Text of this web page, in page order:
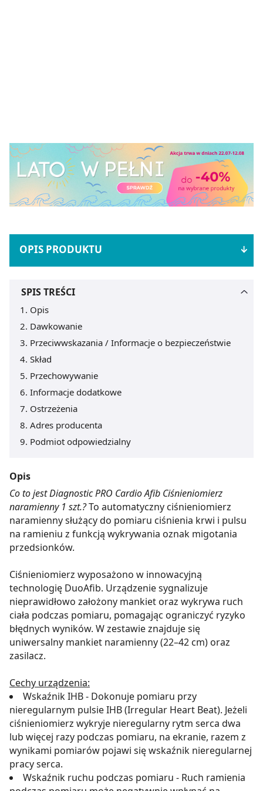
OPIS PRODUKTU
SPIS TREŚCI
Opis
Dawkowanie
Przeciwwskazania / Informacje o bezpieczeństwie
Skład
Przechowywanie
Informacje dodatkowe
Ostrzeżenia
Adres producenta
Podmiot odpowiedzialny
Opis
Co to jest Diagnostic PRO Cardio Afib Ciśnieniomierz
naramienny 1 szt.?To automatyczny ciśnieniomierz
naramienny służący do pomiaru ciśnienia krwi i pulsu
na ramieniu z funkcją wykrywania oznak migotania
przedsionków.
Ciśnieniomierz wyposażono w innowacyjną
technologię DuoAfib. Urządzenie sygnalizuje
nieprawidłowo założony mankiet oraz wykrywa ruch
ciała podczas pomiaru, pomagając ograniczyć ryzyko
błędnych wyników. W zestawie znajduje się
uniwersalny mankiet naramienny (22–42 cm) oraz
zasilacz.
Cechy urządzenia:
Wskaźnik IHB - Dokonuje pomiaru przy
nieregularnym pulsie IHB (Irregular Heart Beat). Jeżeli
ciśnieniomierz wykryje nieregularny rytm serca dwa
lub więcej razy podczas pomiaru, na ekranie, razem z
wynikami pomiarów pojawi się wskaźnik nieregularnej
pracy serca.
Wskaźnik ruchu podczas pomiaru - Ruch ramienia